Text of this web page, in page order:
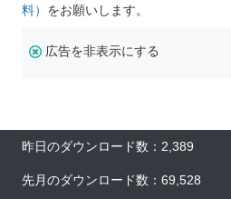
料） をお願いします。
広告を非表示にする
昨日のダウンロード数：2,389
先月のダウンロード数：69,528